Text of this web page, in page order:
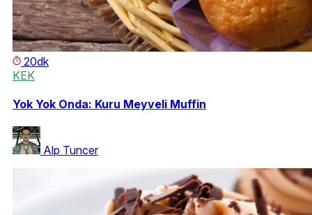
20dk
KEK
Yok Yok Onda: Kuru Meyveli Muffin
Alp Tuncer